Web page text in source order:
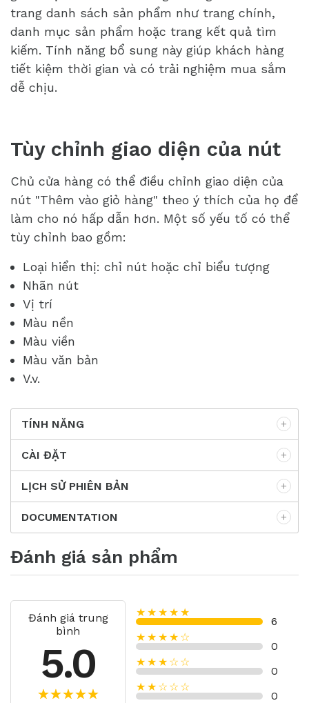
trang danh sách sản phẩm như trang chính,
danh mục sản phẩm hoặc trang kết quả tìm
kiếm. Tính năng bổ sung này giúp khách hàng
tiết kiệm thời gian và có trải nghiệm mua sắm
dễ chịu.
Tùy chỉnh giao diện của nút
Chủ cửa hàng có thể điều chỉnh giao diện của
nút "Thêm vào giỏ hàng" theo ý thích của họ để
làm cho nó hấp dẫn hơn. Một số yếu tố có thể
tùy chỉnh bao gồm:
Loại hiển thị: chỉ nút hoặc chỉ biểu tượng
Nhãn nút
Vị trí
Màu nền
Màu viền
Màu văn bản
V.v.
TÍNH NĂNG
CÀI ĐẶT
LỊCH SỬ PHIÊN BẢN
DOCUMENTATION
Đánh giá sản phẩm
Đánh giá trung
bình
5.0
★★★★★
6
★★★★☆
0
★★★☆☆
0
★★☆☆☆
0